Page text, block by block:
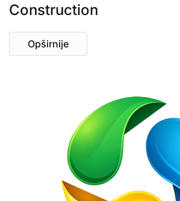
Construction
Opširnije